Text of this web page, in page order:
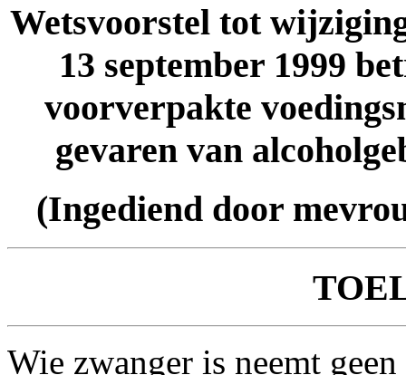
Wetsvoorstel tot
13 september 1999
voorverpakte
gevaren van
(Ingediend door
Wie zwanger is neemt